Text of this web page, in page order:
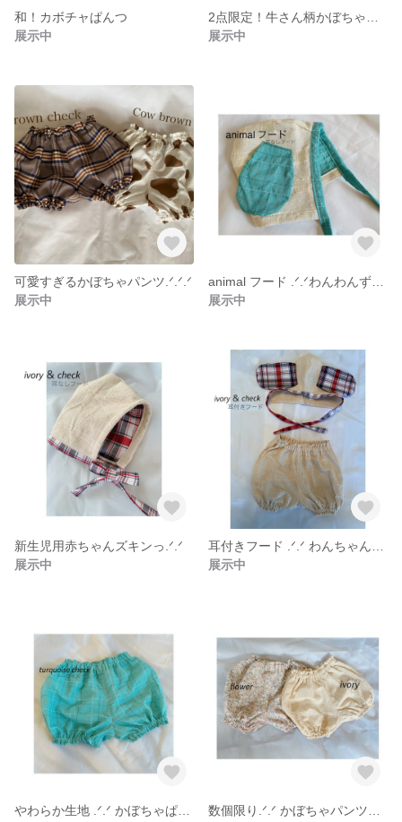
和！カボチャぱんつ
展示中
展示中
可愛すぎるかぼちゃパンツ.ᐟ.ᐟ.ᐟ
展示中
展示中
新生児用赤ちゃんズキンっ.ᐟ‪.ᐟ
展示中
展示中